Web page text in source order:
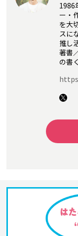
1986
ー・
を大
スに
推し
著書
の書